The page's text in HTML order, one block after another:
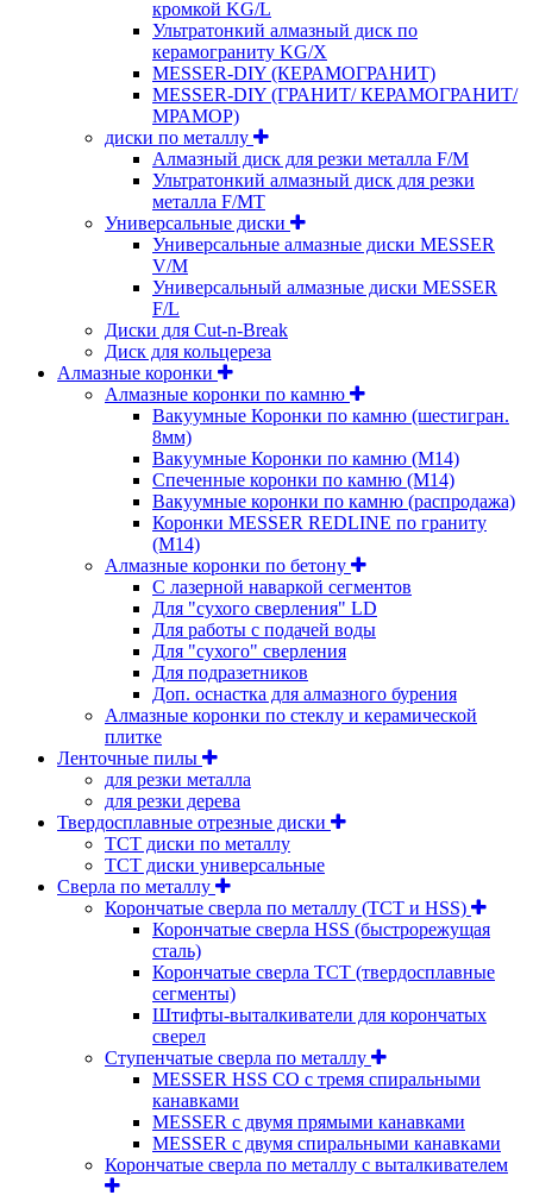
кромкой KG/L
Ультратонкий алмазный диск по
керамограниту KG/X
MESSER-DIY (КЕРАМОГРАНИТ)
MESSER-DIY (ГРАНИТ/ КЕРАМОГРАНИТ/
МРАМОР)
диски по металлу
Алмазный диск для резки металла F/M
Ультратонкий алмазный диск для резки
металла F/MT
Универсальные диски
Универсальные алмазные диски MESSER
V/M
Универсальный алмазные диски MESSER
F/L
Диски для Cut-n-Break
Диск для кольцереза
Алмазные коронки
Алмазные коронки по камню
Вакуумные Коронки по камню (шестигран.
8мм)
Вакуумные Коронки по камню (M14)
Спеченные коронки по камню (M14)
Вакуумные коронки по камню (распродажа)
Коронки MESSER REDLINE по граниту
(М14)
Алмазные коронки по бетону
С лазерной наваркой сегментов
Для "сухого сверления" LD
Для работы с подачей воды
Для "сухого" сверления
Для подразетников
Доп. оснастка для алмазного бурения
Алмазные коронки по стеклу и керамической
плитке
Ленточные пилы
для резки металла
для резки дерева
Твердосплавные отрезные диски
ТСТ диски по металлу
ТСТ диски универсальные
Сверла по металлу
Корончатые сверла по металлу (TCT и HSS)
Корончатые сверла HSS (быстрорежущая
сталь)
Корончатые сверла TCT (твердосплавные
сегменты)
Штифты-выталкиватели для корончатых
сверел
Ступенчатые сверла по металлу
MESSER HSS CО с тремя спиральными
канавками
MESSER с двумя прямыми канавками
MESSER с двумя спиральными канавками
Корончатые сверла по металлу c выталкивателем